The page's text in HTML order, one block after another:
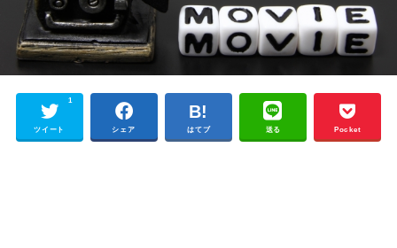
ツイート
1
シェア はてブ 送る Pocket